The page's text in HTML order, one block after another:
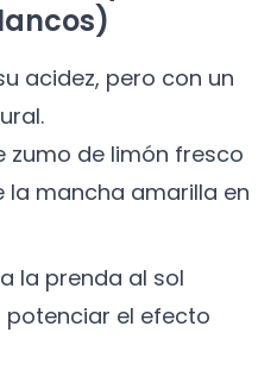
acidez, pero con un
zumo de limón fresco
mancha amarilla en
la prenda al sol
potenciar el efecto